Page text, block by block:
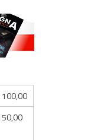
100,00
50,00